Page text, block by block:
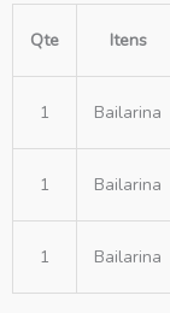
Qte Itens
1 Bailarina
1 Bailarina
1 Bailarina